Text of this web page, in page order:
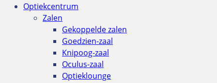
Optiekcentrum
Zalen
Gekoppelde zalen
Goedzien-zaal
Knipoog-zaal
Oculus-zaal
Optieklounge